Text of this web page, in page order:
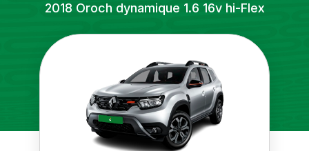
2018 Oroch dynamique 1.6 16v hi-Flex